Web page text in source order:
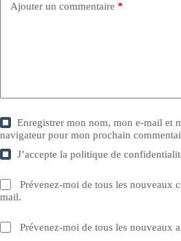
Ajouter un commentaire *
Enregistrer mon nom, mon e-mail et
navigateur pour mon prochain
J’accepte lapolitique de
Prévenez-moi de tous les nouveaux
mail.
Prévenez-moi de tous les nouveaux